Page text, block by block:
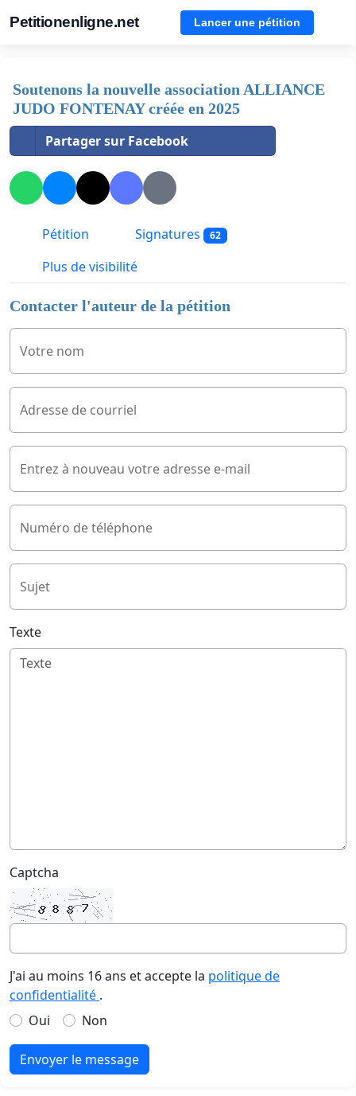
Petitionenligne.net Lancer une pétition
Soutenons la nouvelle association ALLIANCE
JUDO FONTENAY créée en 2025
Partager sur Facebook
Pétition Signatures 62
Plus de visibilité
Contacter l'auteur de la pétition
Votre nom
Adresse de courriel
Entrez à nouveau votre adresse e-mail
Numéro de téléphone
Sujet
Texte
Captcha
J'ai au moins 16 ans et accepte la politique de
confidentialité .
Oui
Non
Envoyer le message